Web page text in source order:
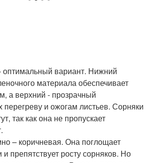
оптимальный вариант. Нижний
материала обеспечивает
а верхний - прозрачный
перегреву и ожогам листьев. Сорняки
так как она не пропускает
– коричневая. Она поглощает
препятствует росту сорняков. Но